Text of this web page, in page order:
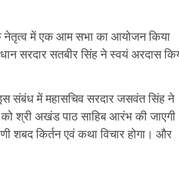
के नेतृत्व में एक आम सभा का आयोजन किया
सरदार सतबीर सिंह ने स्वयं अरदास
संबंध में महासचिव सरदार जसवंत सिंह ने
श्री अखंड पाठ साहिब आरंभ की
शबद किर्तन एवं कथा विचार होगा। और